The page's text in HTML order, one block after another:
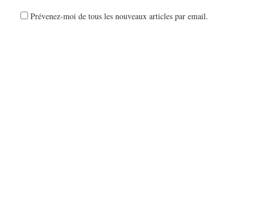
Prévenez-moi de tous les nouveaux articles par email.